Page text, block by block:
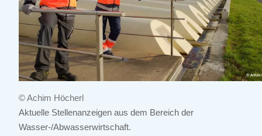
© Achim Höcherl
Aktuelle Stellenanzeigen aus dem Bereich der
Wasser-/Abwasserwirtschaft.